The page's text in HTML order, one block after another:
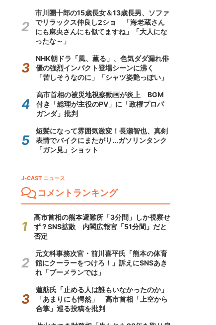
市川團十郎の15歳長女＆13歳長男、ソファ
でリラックス仲良し2ショ 「海老蔵さん
にも麻央さんにも似てますね」「大人にな
ったな～」
NHK朝ドラ「風、薫る」、色気ダダ漏れ俳
優の強烈インパクト登場シーンに沸く
「苦しそうなのに」「シャツ姿艶っぽい」
高市首相の被災地視察動画が炎上 BGM
付き「総理が主役のPV」に「政権プロパ
ガンダ」批判
短髪になって雰囲気激変！長瀬智也、真剣
表情でバイクにまたがり...ガソリンタンク
「ガン見」ショット
J-CAST ニュース
コメントランキング
高市首相の熊本避難所「3分間」しか視察せ
ず？SNS拡散 内閣広報官「51分間」だと
否定
元文科事務次官・前川喜平氏「熊本の体育
館にクーラーをつけろ！」訴えにSNSあき
れ「ブーメランでは」
蓮舫氏「止める人は誰もいなかったのか」
「あまりにも愕然」 高市首相「上空から
合掌」巡る投稿を批判